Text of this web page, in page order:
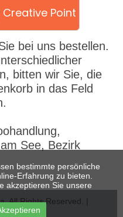
Point
bei uns bestellen.
bitten wir Sie, die
in das Feld
See, Bezirk
All Rights Reserved. |
bestimmte persönliche
Erfahrung zu bieten.
akzeptieren Sie unsere